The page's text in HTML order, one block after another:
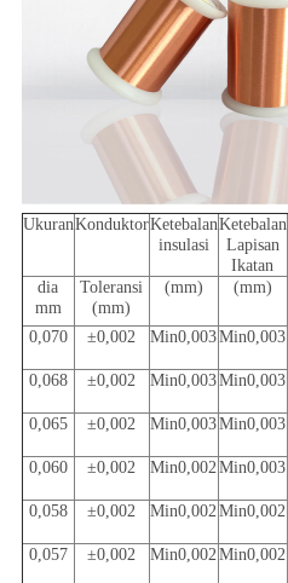
UkuranKonduktorKetebalan
insulasi
Ketebalan
Lapisan
Ikatan
dia
mm
Toleransi
(mm)
(mm) (mm)
0,070 ±0,002 Min0,003Min0,003
0,068 ±0,002 Min0,003Min0,003
0,065 ±0,002 Min0,003Min0,003
0,060 ±0,002 Min0,002Min0,003
0,058 ±0,002 Min0,002Min0,002
0,057 ±0,002 Min0,002Min0,002